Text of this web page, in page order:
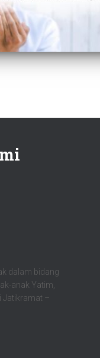
dalam bidang
anak Yatim,
Jatikramat –